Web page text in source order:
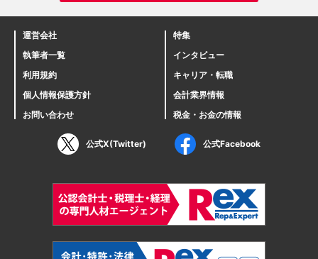
運営会社
執筆者一覧
利用規約
個人情報保護方針
お問い合わせ
特集
インタビュー
キャリア・転職
会計業界情報
税金・お金の情報
公式X(Twitter) 公式Facebook